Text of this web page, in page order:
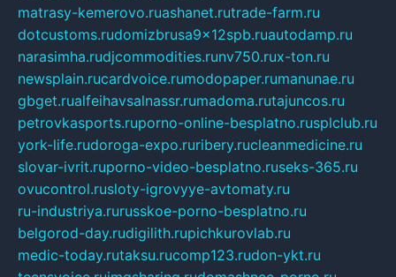
matrasy-kemerovo.ruashanet.rutrade-farm.ru
dotcustoms.rudomizbrusa9x12spb.ruautodamp.ru
narasimha.rudjcommodities.runv750.rux-ton.ru
newsplain.rucardvoice.rumodopaper.rumanunae.ru
gbget.rualfeihavsalnassr.rumadoma.rutajuncos.ru
petrovkasports.ruporno-online-besplatno.rusplclub.ru
york-life.rudoroga-expo.ruribery.rucleanmedicine.ru
slovar-ivrit.ruporno-video-besplatno.ruseks-365.ru
ovucontrol.rusloty-igrovyye-avtomaty.ru
ru-industriya.rurusskoe-porno-besplatno.ru
belgorod-day.rudigilith.rupichkurovlab.ru
medic-today.rutaksu.rucomp123.rudon-ykt.ru